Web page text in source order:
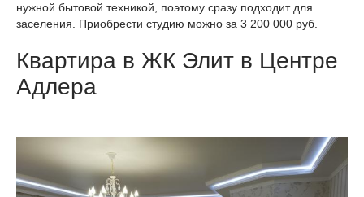
нужной бытовой техникой, поэтому сразу подходит для
заселения. Приобрести студию можно за 3 200 000 руб.
Квартира в ЖК Элит в Центре
Адлера